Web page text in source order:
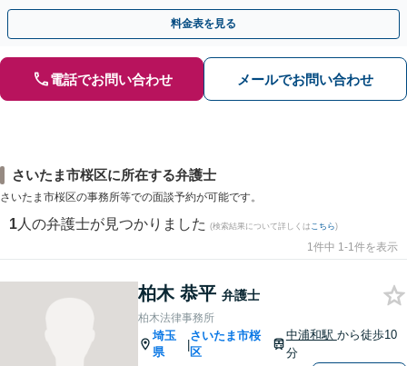
【夜間／休日の相談可能】
料金表を見る
電話でお問い合わせ メールでお問い合わせ
さいたま市桜区に所在する弁護士
さいたま市桜区の事務所等での面談予約が可能です。
1 人の弁護士が見つかりました (検索結果について詳しくは こちら)
1件中 1-1件を表示
柏木 恭平 弁護士
柏木法律事務所
埼玉
県
|
さいたま市桜
区
中浦和駅 から徒歩10
分